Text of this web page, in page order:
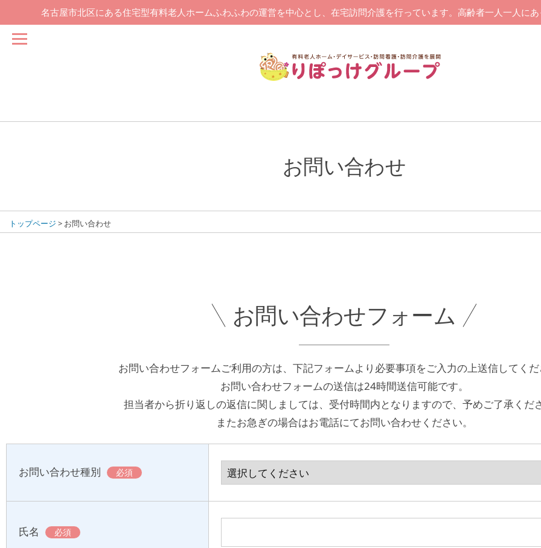
名古屋市北区にある住宅型有料老人ホームふわふわの運営を中心とし、在宅訪問介護を行っています。高齢者一人一人にあ
お問い合わせ
トップページ > お問い合わせ
お問い合わせフォーム
お問い合わせフォームご利用の方は、下記フォームより必要事項をご入力の上送信してくだ
お問い合わせフォームの送信は24時間送信可能です。
担当者から折り返しの返信に関しましては、受付時間内となりますので、予めご了承くださ
またお急ぎの場合はお電話にてお問い合わせください。
お問い合わせ種別 必須
氏名 必須